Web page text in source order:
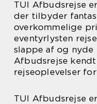
TUI Afbudsrejse
der tilbyder
overkommelige
eventyrlysten
slappe af og nyde
Afbudsrejse
rejseoplevelser
TUI Afbudsrejse